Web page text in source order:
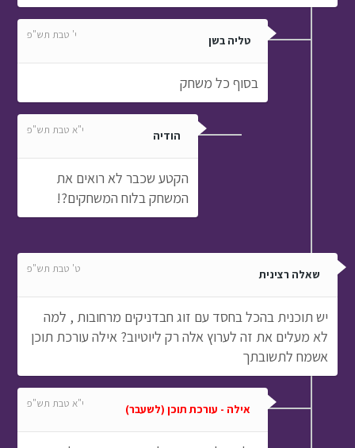
טליה בשן י' טבת תש"פ
בסוף כל משחק
הודיה י"א טבת תש"פ
הקטע שכבר לא רואים את
המשחק בלוח המשחקים?!
שאלה רצינית ט' טבת תש"פ
יש תוכנית בהכל בחסד עם זוג חבדניקים מרחובות , למה
לא מעלים את זה לערוץ אלה רק ליוטיוב? אילה עורכת תוכן
אשמח לתשובתך
אילה - עורכת תוכן (לשעבר) י"א טבת תש"פ